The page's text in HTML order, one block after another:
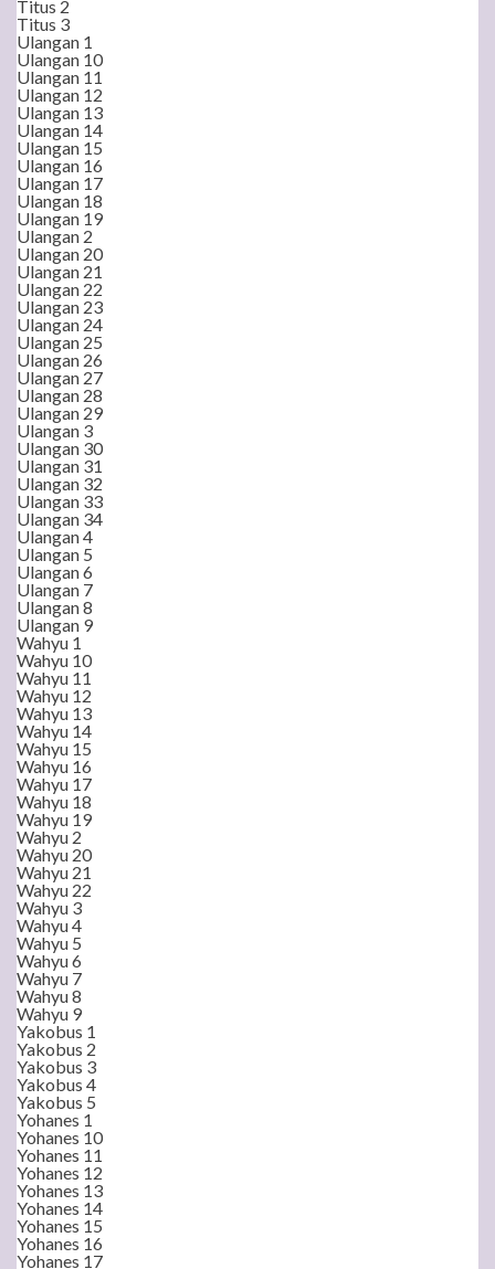
Titus 2
Titus 3
Ulangan 1
Ulangan 10
Ulangan 11
Ulangan 12
Ulangan 13
Ulangan 14
Ulangan 15
Ulangan 16
Ulangan 17
Ulangan 18
Ulangan 19
Ulangan 2
Ulangan 20
Ulangan 21
Ulangan 22
Ulangan 23
Ulangan 24
Ulangan 25
Ulangan 26
Ulangan 27
Ulangan 28
Ulangan 29
Ulangan 3
Ulangan 30
Ulangan 31
Ulangan 32
Ulangan 33
Ulangan 34
Ulangan 4
Ulangan 5
Ulangan 6
Ulangan 7
Ulangan 8
Ulangan 9
Wahyu 1
Wahyu 10
Wahyu 11
Wahyu 12
Wahyu 13
Wahyu 14
Wahyu 15
Wahyu 16
Wahyu 17
Wahyu 18
Wahyu 19
Wahyu 2
Wahyu 20
Wahyu 21
Wahyu 22
Wahyu 3
Wahyu 4
Wahyu 5
Wahyu 6
Wahyu 7
Wahyu 8
Wahyu 9
Yakobus 1
Yakobus 2
Yakobus 3
Yakobus 4
Yakobus 5
Yohanes 1
Yohanes 10
Yohanes 11
Yohanes 12
Yohanes 13
Yohanes 14
Yohanes 15
Yohanes 16
Yohanes 17